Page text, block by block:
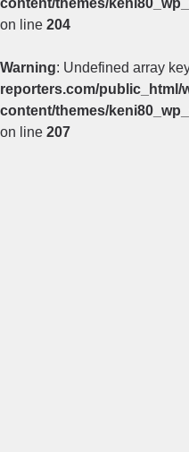
content/themes/
on line 204
Warning: Undefined array
reporters.com/public_html/
content/themes/
on line 207